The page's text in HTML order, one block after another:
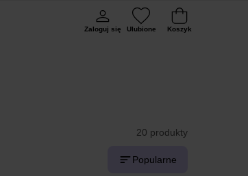
Zaloguj się Ulubione Koszyk
20 produkty
Popularne